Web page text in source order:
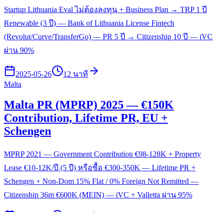
Startup Lithuania Eval ไม่ต้องลงทุน + Business Plan → TRP 1 ปี
Renewable (3 ปี) — Bank of Lithuania License Fintech
(Revolut/Curve/TransferGo) — PR 5 ปี → Citizenship 10 ปี — iVC
ผ่าน 90%
2025-05-26
12 นาที
Malta
Malta PR (MPRP) 2025 — €150K
Contribution, Lifetime PR, EU +
Schengen
MPRP 2021 — Government Contribution €98-128K + Property
Lease €10-12K/ปี (5 ปี) หรือซื้อ €300-350K — Lifetime PR +
Schengen + Non-Dom 15% Flat / 0% Foreign Not Remitted —
Citizenship 36m €600K (MEIN) — iVC + Valletta ผ่าน 95%